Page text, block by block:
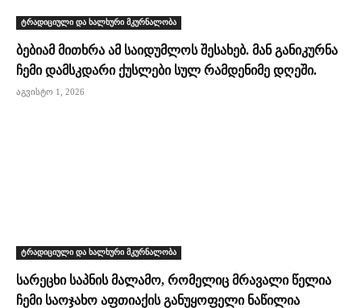
ტრადიციული და ხალხური მკურნალობა
ბებიამ მითხრა ამ საიდუმლოს შესახებ. მან განიკურნა
ჩემი დამსკდარი ქუსლები სულ რამდენიმე დღეში.
აგვისტო 1, 2026
ტრადიციული და ხალხური მკურნალობა
სარეცხი საპნის მალამო, რომელიც მრავალი წელია
ჩემი საოჯახო აფთიაქის განუყოფელი ნაწილია